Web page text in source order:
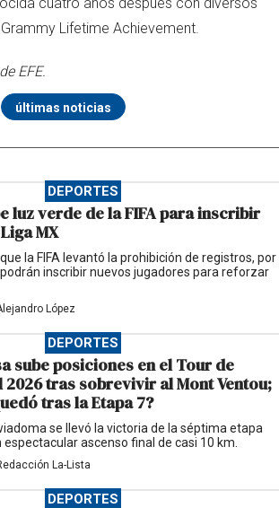
Lifetime Achievement.
EFE.
últimas noticias
DEPORTES
luz verde de la FIFA para inscribir
MX
la FIFA levantó la prohibición de registros, por
podrán inscribir nuevos jugadores para reforzar
López
DEPORTES
sube posiciones en el Tour de
2026 tras sobrevivir al Mont Ventou;
tras la Etapa 7?
se llevó la victoria de la séptima etapa
ascenso final de casi 10 km.
La-Lista
DEPORTES